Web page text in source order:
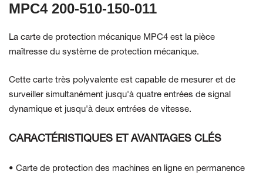
MPC4 200-510-150-011
La carte de protection mécanique MPC4 est la pièce
maîtresse du système de protection mécanique.
Cette carte très polyvalente est capable de mesurer et de
surveiller simultanément jusqu'à quatre entrées de signal
dynamique et jusqu'à deux entrées de vitesse.
CARACTÉRISTIQUES ET AVANTAGES CLÉS
• Carte de protection des machines en ligne en permanence